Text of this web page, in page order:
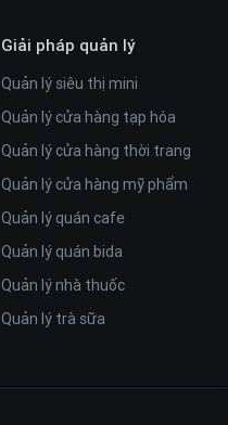
Giải pháp quản lý
Quản lý siêu thị mini
Quản lý cửa hàng tạp hóa
Quản lý cửa hàng thời trang
Quản lý cửa hàng mỹ phẩm
Quản lý quán cafe
Quản lý quán bida
Quản lý nhà thuốc
Quản lý trà sữa